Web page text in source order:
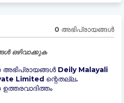
0 അഭിപ്രായങ്ങള്‍
ഒഴിവാക്കുക
Deily Malayali
Limited ന്റെതല്ല.